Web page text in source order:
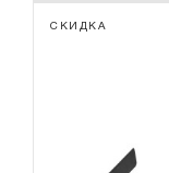
СКИДКА